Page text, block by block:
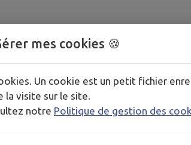
mes cookies 🍪
Un cookie est un petit fichier
la visite sur le site.
notre Politique de gestion des